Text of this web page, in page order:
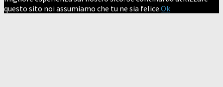
questo sito noi assumiamo che tu ne sia felice.Ok